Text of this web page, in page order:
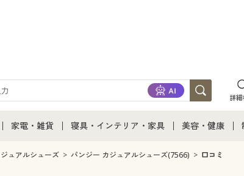
詳
販すべて
家電・雑貨
家電・雑貨すべて
寝具・インテリア・家具
寝具・インテリア・家具通販すべて
美容・健康
美容・健康通販
ュアルシューズ パンジー カジュアルシューズ(7566) 口コミ